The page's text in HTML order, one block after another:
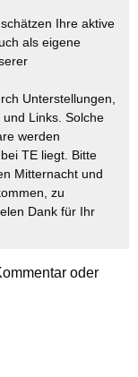
Ihre aktive
als eigene
Unterstellungen,
Links. Solche
werden
TE liegt. Bitte
Mitternacht und
zu
Dank für Ihr
oder